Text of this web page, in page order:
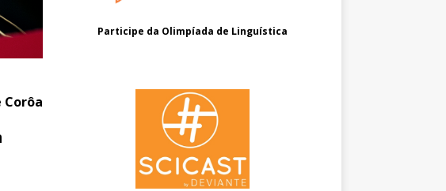
Participe da Olimpíada de Linguística